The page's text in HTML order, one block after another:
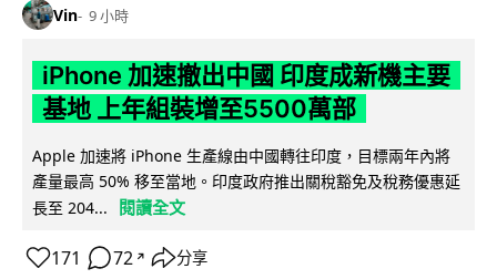
Vin 9 小時
iPhone 加速撤出中國 印度成新機主要
基地 上年組裝增至5500萬部
Apple 加速將 iPhone 生產線由中國轉往印度，目標兩年內將
產量最高 50% 移至當地。印度政府推出關稅豁免及稅務優惠延
長至 204...
閱讀全文
171 72 ↗ 分享